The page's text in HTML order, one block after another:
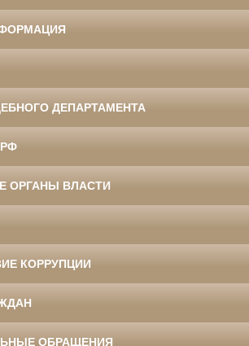
ДЕПАРТАМЕНТА
ОРГАНЫ ВЛАСТИ
КОРРУПЦИИ
ОБРАЩЕНИЯ